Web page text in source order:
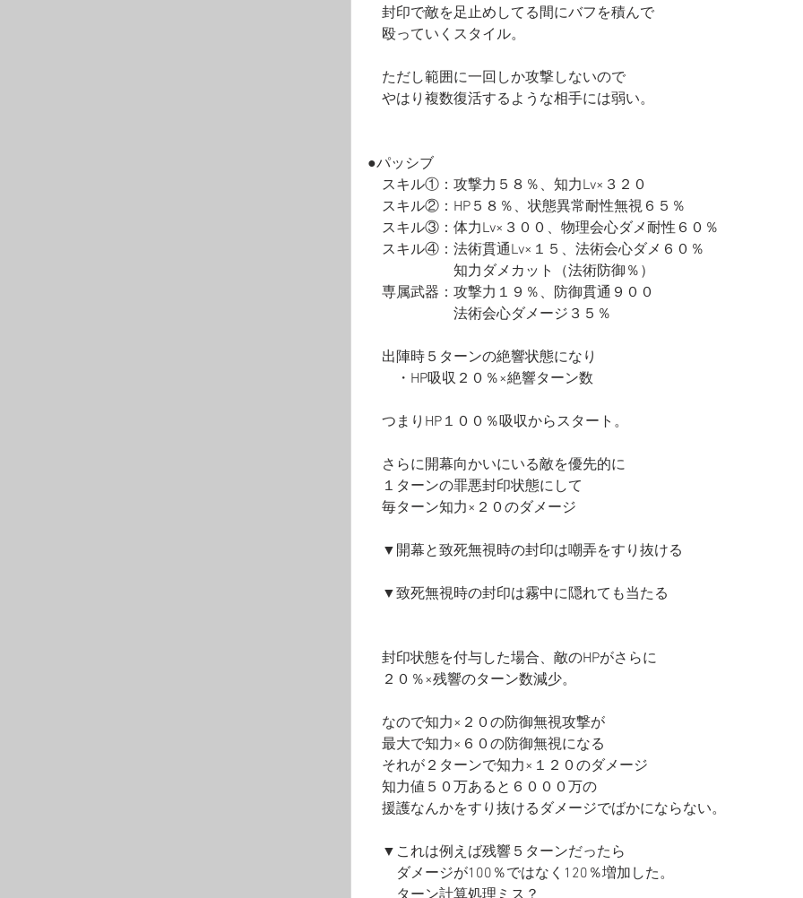
封印で敵を足止めしてる間にバフを積んで
殴っていくスタイル。
ただし範囲に一回しか攻撃しないので
やはり複数復活するような相手には弱い。
●パッシブ
スキル①：攻撃力５８％、知力Lv×３２０
スキル②：HP５８％、状態異常耐性無視６５％
スキル③：体力Lv×３００、物理会心ダメ耐性６０％
スキル④：法術貫通Lv×１５、法術会心ダメ６０％
知力ダメカット（法術防御％）
専属武器：攻撃力１９％、防御貫通９００
法術会心ダメージ３５％
出陣時５ターンの絶響状態になり
・HP吸収２０％×絶響ターン数
つまりHP１００％吸収からスタート。
さらに開幕向かいにいる敵を優先的に
１ターンの罪悪封印状態にして
毎ターン知力×２０のダメージ
▼開幕と致死無視時の封印は嘲弄をすり抜ける
▼致死無視時の封印は霧中に隠れても当たる
封印状態を付与した場合、敵のHPがさらに
２０％×残響のターン数減少。
なので知力×２０の防御無視攻撃が
最大で知力×６０の防御無視になる
それが２ターンで知力×１２０のダメージ
知力値５０万あると６０００万の
援護なんかをすり抜けるダメージでばかにならない。
▼これは例えば残響５ターンだったら
ダメージが100％ではなく120％増加した。